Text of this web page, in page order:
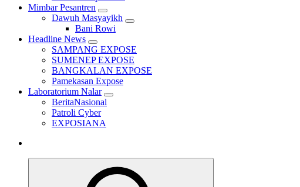
Mimbar Pesantren
Dawuh Masyayikh
Bani Rowi
Headline News
SAMPANG EXPOSE
SUMENEP EXPOSE
BANGKALAN EXPOSE
Pamekasan Expose
Laboratorium Nalar
BeritaNasional
Patroli Cyber
EXPOSIANA